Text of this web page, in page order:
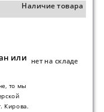
Наличие товара
или
то мы
Кирова.
нет на складе